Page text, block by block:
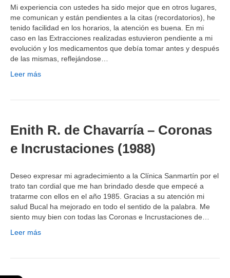
Mi experiencia con ustedes ha sido mejor que en otros lugares,
me comunican y están pendientes a la citas (recordatorios), he
tenido facilidad en los horarios, la atención es buena. En mi
caso en las Extracciones realizadas estuvieron pendiente a mi
evolución y los medicamentos que debía tomar antes y después
de las mismas, reflejándose…
Leer más
Enith R. de Chavarría – Coronas
e Incrustaciones (1988)
Deseo expresar mi agradecimiento a la Clínica Sanmartín por el
trato tan cordial que me han brindado desde que empecé a
tratarme con ellos en el año 1985. Gracias a su atención mi
salud Bucal ha mejorado en todo el sentido de la palabra. Me
siento muy bien con todas las Coronas e Incrustaciones de…
Leer más